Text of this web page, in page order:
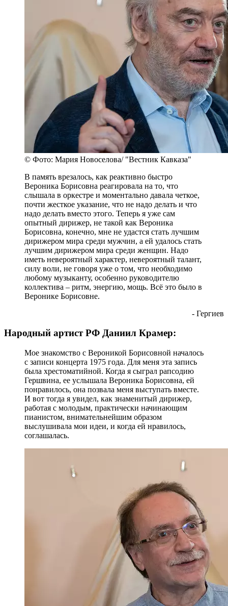
© Фото: Мария Новоселова/ "Вестник Кавказа"
В память врезалось, как реактивно быстро
Вероника Борисовна реагировала на то, что
слышала в оркестре и моментально давала четкое,
почти жесткое указание, что не надо делать и что
надо делать вместо этого. Теперь я уже сам
опытный дирижер, не такой как Вероника
Борисовна, конечно, мне не удастся стать лучшим
дирижером мира среди мужчин, а ей удалось стать
лучшим дирижером мира среди женщин. Надо
иметь невероятный характер, невероятный талант,
силу воли, не говоря уже о том, что необходимо
любому музыканту, особенно руководителю
коллектива – ритм, энергию, мощь. Всё это было в
Веронике Борисовне.
- Гергиев
Народный артист РФ Даниил Крамер:
Мое знакомство с Вероникой Борисовной началось
с записи концерта 1975 года. Для меня эта запись
была хрестоматийной. Когда я сыграл рапсодию
Гершвина, ее услышала Вероника Борисовна, ей
понравилось, она позвала меня выступать вместе.
И вот тогда я увидел, как знаменитый дирижер,
работая с молодым, практически начинающим
пианистом, внимательнейшим образом
выслушивала мои идеи, и когда ей нравилось,
соглашалась.